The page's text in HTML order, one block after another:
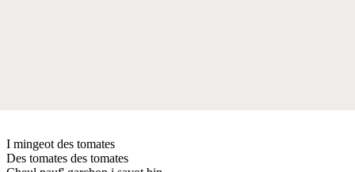
I mingeot des tomates
Des tomates des tomates